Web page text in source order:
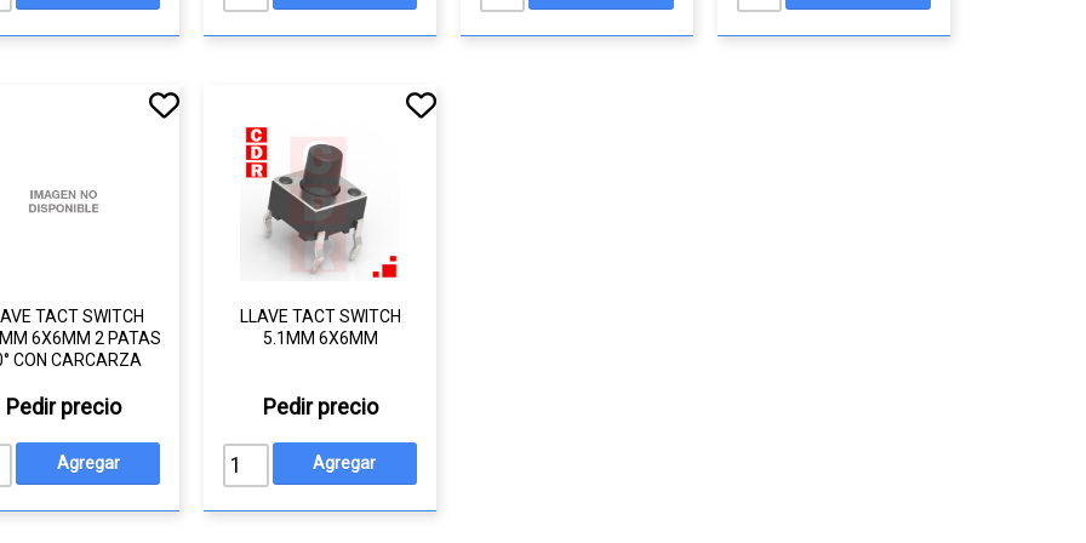
TACT SWITCH
6X6MM 2 PATAS
CON CARCARZA
Pedir precio
LLAVE TACT SWITCH
5.1MM 6X6MM
Pedir precio